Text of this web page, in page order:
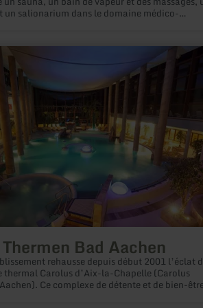
un salionarium dans le domaine médico-
pour un mode de vie sain et est plus que
remède maison pour le traitement de la peau
Bad Aachen
rehausse depuis début 2001 l’éclat
thermal Carolus d’Aix-la-Chapelle (Carolus
Ce complexe de détente et de bien-